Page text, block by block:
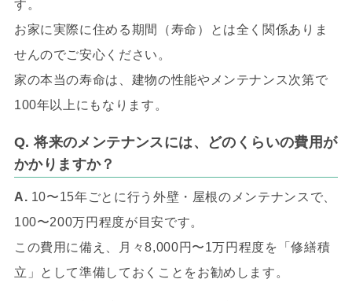
す。
お家に実際に住める期間（寿命）とは全く関係ありま
せんのでご安心ください。
家の本当の寿命は、建物の性能やメンテナンス次第で
100年以上にもなります。
Q. 将来のメンテナンスには、どのくらいの費用が
かかりますか？
A. 10〜15年ごとに行う外壁・屋根のメンテナンスで、
100〜200万円程度が目安です。
この費用に備え、月々8,000円〜1万円程度を「修繕積
立」として準備しておくことをお勧めします。